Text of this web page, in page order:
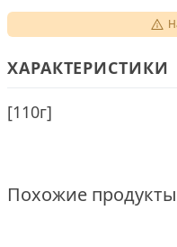
ХАРАКТЕРИСТИКИ
[110г]
Похожие продукты